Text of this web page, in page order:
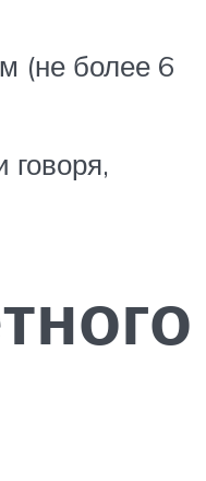
(не более 6
говоря,